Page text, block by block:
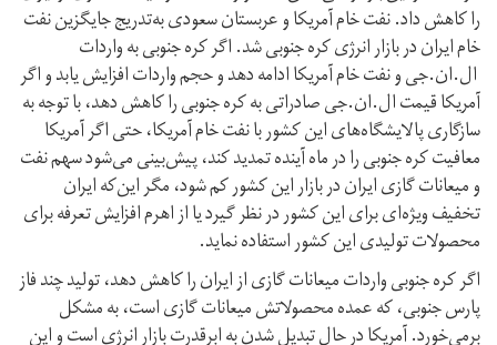
را کاهش داد. نفت خام آمریکا و عربستان سعودی به‌تدریج جایگزین نفت
خام ایران در بازار انرژی کره جنوبی شد. اگر کره جنوبی به واردات
ال.ان.جی و نفت خام آمریکا ادامه دهد و حجم واردات افزایش یابد و اگر
آمریکا قیمت ال.ان.جی صادراتی‌ به کره جنوبی را کاهش دهد، با توجه به
سازگاری پالایشگاه‌های این کشور با نفت خام آمریکا، حتی اگر آمریکا
معافیت کره جنوبی را در ماه آینده تمدید کند، پیش‌بینی می‌شود سهم نفت
و میعانات گازی ایران در بازار این کشور کم شود، مگر این‌که ایران
تخفیف ویژه‌ای برای این کشور در نظر گیرد یا از اهرم افزایش تعرفه برای
محصولات تولیدی این کشور استفاده نماید.
اگر کره جنوبی واردات میعانات گازی از ایران را کاهش دهد، تولید چند فاز
پارس جنوبی، که عمده محصولاتش میعانات گازی است، به مشکل